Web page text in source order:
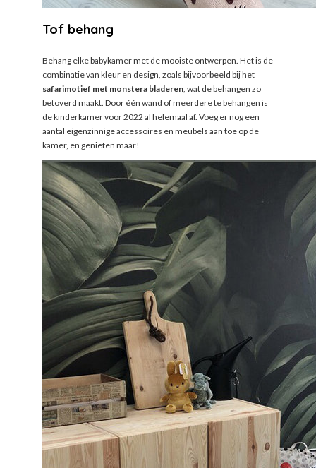
Tof behang
Behang elke babykamer met de mooiste ontwerpen. Het is de
combinatie van kleur en design, zoals bijvoorbeeld bij het
safarimotief met monstera bladeren, wat de behangen zo
betoverd maakt. Door één wand of meerdere te behangen is
de kinderkamer voor 2022 al helemaal af. Voeg er nog een
aantal eigenzinnige accessoires en meubels aan toe op de
kamer, en genieten maar!